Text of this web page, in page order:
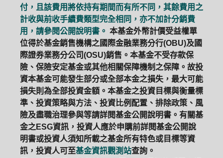
付，且該費用將依持有期間而有所不同，其餘費用之
計收與前收手續費類型完全相同，亦不加計分銷費
用，請參閱公開說明書。 本基金外幣計價受益權單
位得於基金銷售機構之國際金融業務分行(OBU)及國
際證券業務分公司(OSU)銷售。本基金不受存款保
險、保險安定基金或其他相關保障機制之保障。故投
資本基金可能發生部分或全部本金之損失，最大可能
損失則為全部投資金額。本基金之投資目標與衡量標
準、投資策略與方法、投資比例配置、排除政策、風
險及盡職治理參與等請詳閱基金公開說明書。有關基
金之ESG資訊，投資人應於申購前詳閱基金公開說
明書或投資人須知所載之基金所有特色或目標等資
訊，投資人可至基金資訊觀測站查詢。